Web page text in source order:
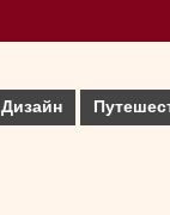
Дизайн